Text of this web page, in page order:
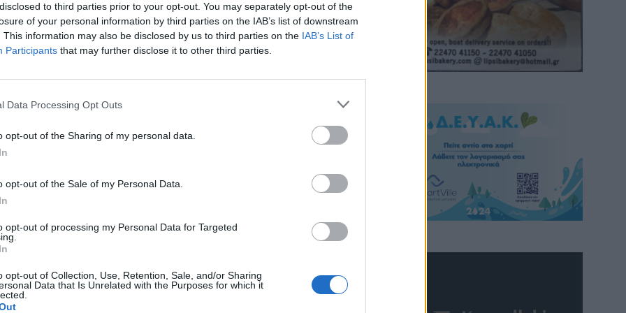
to third parties prior to your opt-out. You may separately opt-out of the
of your personal information by third parties on the IAB’s list of downstream
This information may also be disclosed by us to third parties on the IAB’s List of
Participants that may further disclose it to other third parties.
Data Processing Opt Outs
opt-out of the Sharing of my personal data.
opt-out of the Sale of my Personal Data.
opt-out of processing my Personal Data for Targeted
opt-out of Collection, Use, Retention, Sale, and/or Sharing
Data that Is Unrelated with the Purposes for which it
Αγροτικής Ανάπτυξης και Τροφίμων, για τα
αλιέων στα Δωδεκάνησα
κ. Κόνσολας για τη συνάντηση που
Ανάπτυξης και Τροφίμων, για τα